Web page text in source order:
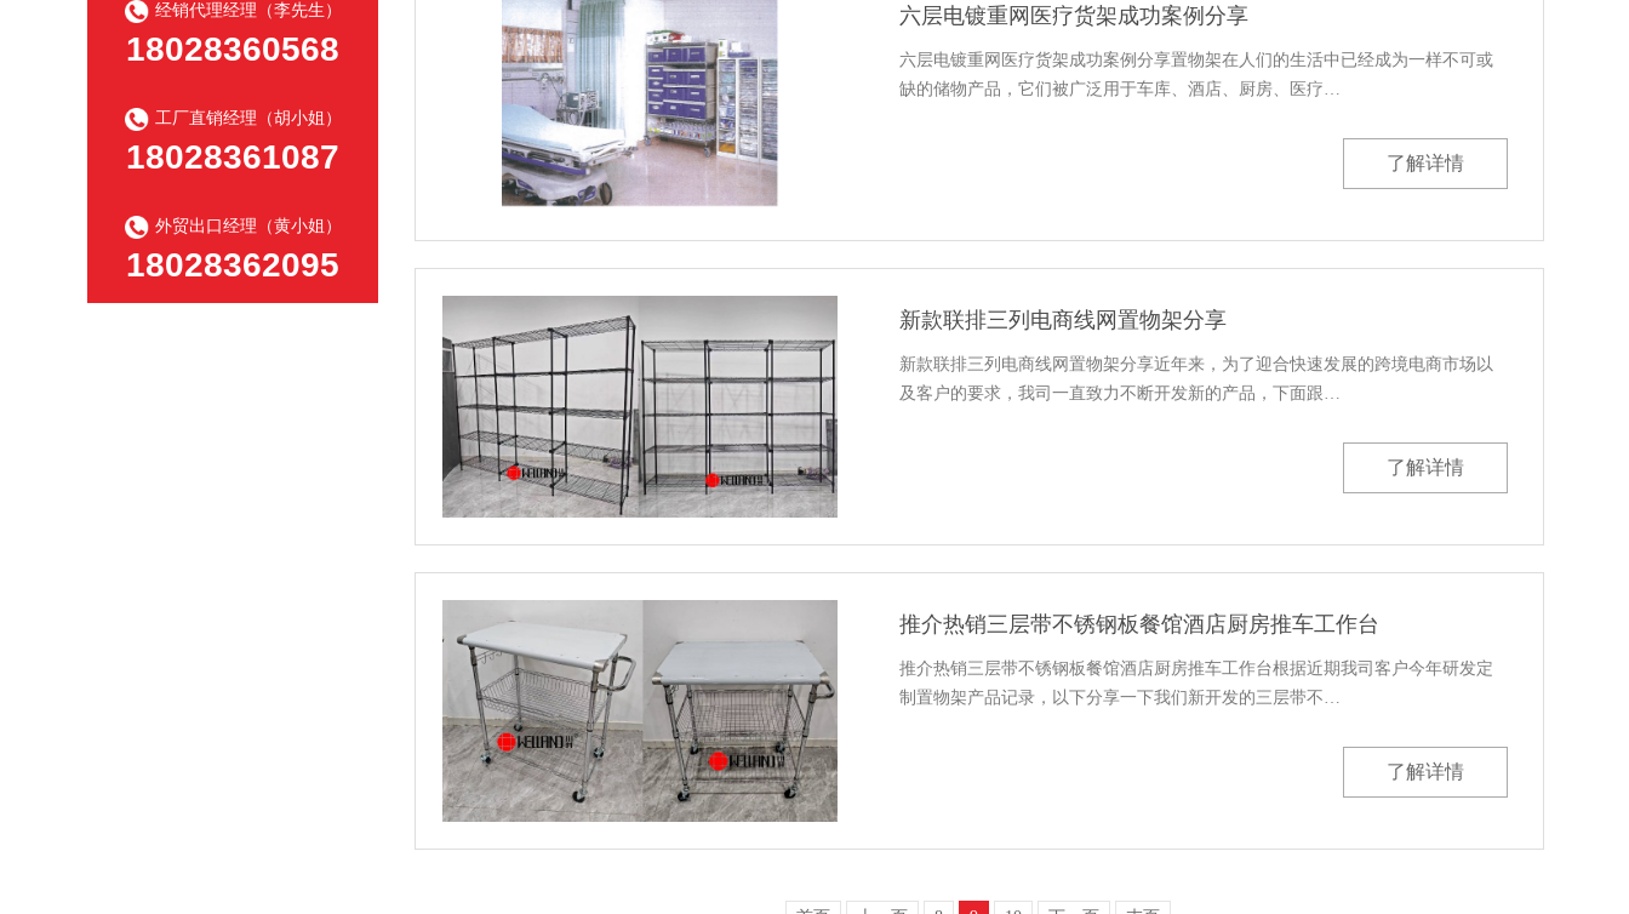
经销代理经理（李先生）
18028360568
工厂直销经理（胡小姐）
18028361087
外贸出口经理（黄小姐）
18028362095
六层电镀重网医疗货架成功案例分享
六层电镀重网医疗货架成功案例分享置物架在人们的生活中已经成为一样不可或
缺的储物产品，它们被广泛用于车库、酒店、厨房、医疗…
了解详情
新款联排三列电商线网置物架分享
新款联排三列电商线网置物架分享近年来，为了迎合快速发展的跨境电商市场以
及客户的要求，我司一直致力不断开发新的产品，下面跟…
了解详情
推介热销三层带不锈钢板餐馆酒店厨房推车工作台
推介热销三层带不锈钢板餐馆酒店厨房推车工作台根据近期我司客户今年研发定
制置物架产品记录，以下分享一下我们新开发的三层带不…
了解详情